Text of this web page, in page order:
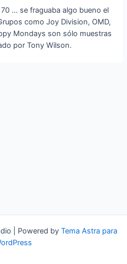
… se fraguaba algo bueno el
como Joy Division, OMD,
Mondays son sólo muestras
por Tony Wilson.
| Powered by Tema Astra para